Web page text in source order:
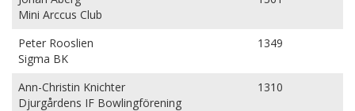
Mini Arccus Club
Peter Rooslien
Sigma BK
1349
Ann-Christin Knichter
Djurgårdens IF Bowlingförening
1310